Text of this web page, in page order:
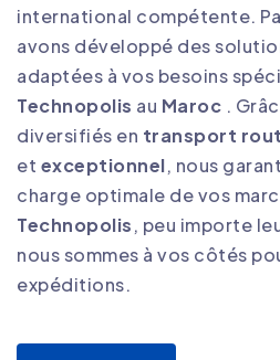
international compétente.
avons développé des
adaptées à vos besoins
Technopolis au Maroc .
diversifiés en transport
et exceptionnel, nous
charge optimale de vos
Technopolis, peu importe
nous sommes à vos côtés
expéditions.